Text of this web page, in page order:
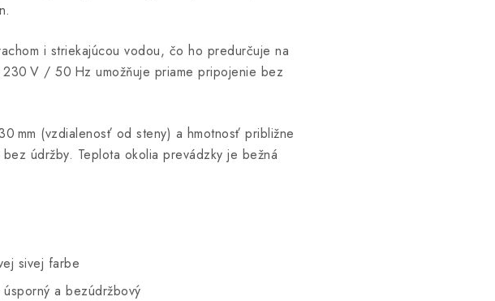
i striekajúcou vodou, čo ho predurčuje na
V / 50 Hz umožňuje priame pripojenie bez
mm (vzdialenosť od steny) a hmotnosť približne
údržby. Teplota okolia prevádzky je bežná
sivej farbe
a bezúdržbový